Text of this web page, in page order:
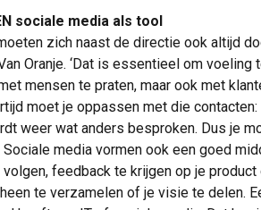
sociale media als tool
zich naast de directie ook altijd
Oranje. ‘Dat is essentieel om
mensen te praten, maar ook met
moet je oppassen met die contacten:
weer wat anders besproken. Dus je
media vormen ook een goed
feedback te krijgen op je
te verzamelen of je visie te delen.